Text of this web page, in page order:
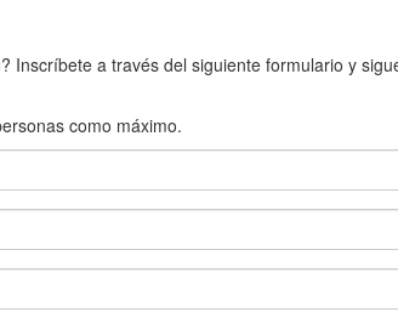
a través del siguiente formulario y
como máximo.